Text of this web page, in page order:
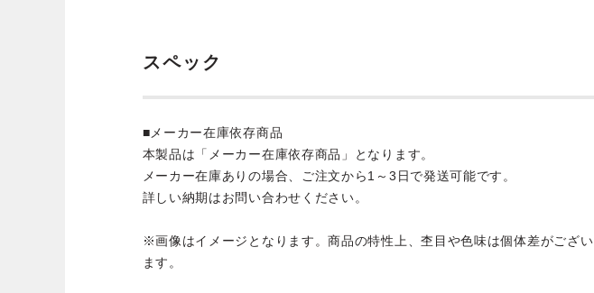
スペック
■メーカー在庫依存商品
本製品は「メーカー在庫依存商品」となります。
メーカー在庫ありの場合、ご注文から1～3日で発送可能です。
詳しい納期はお問い合わせください。
※画像はイメージとなります。商品の特性上、杢目や色味は個体差がござい
ます。